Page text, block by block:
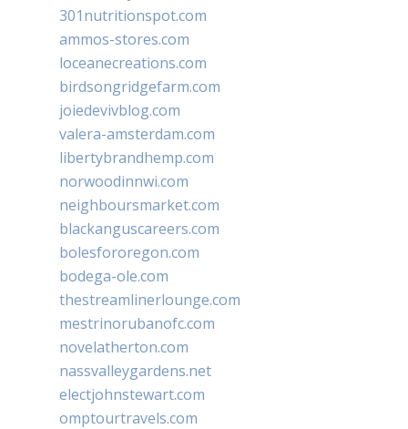
301nutritionspot.com
ammos-stores.com
loceanecreations.com
birdsongridgefarm.com
joiedevivblog.com
valera-amsterdam.com
libertybrandhemp.com
norwoodinnwi.com
neighboursmarket.com
blackanguscareers.com
bolesfororegon.com
bodega-ole.com
thestreamlinerlounge.com
mestrinorubanofc.com
novelatherton.com
nassvalleygardens.net
electjohnstewart.com
omptourtravels.com